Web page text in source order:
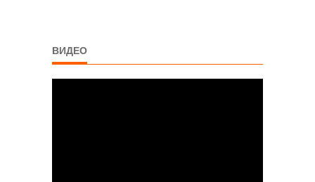
ВИДЕО